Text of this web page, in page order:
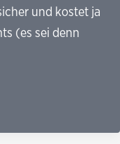
und kostet ja
(es sei denn